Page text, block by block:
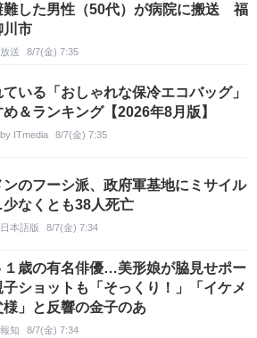
した男性（50代）が病院に搬送 福
川市
送 8/7(金) 7:35
いる「おしゃれな保冷エコバッグ」
＆ランキング【2026年8月版】
ITmedia 8/7(金) 7:35
ンのフーシ派、政府軍基地にミサイル
なくとも38人死亡
本語版 8/7(金) 7:34
１歳の有名俳優…美形娘が脇見せポー
子ショットも「そっくり！」「イケメ
様」と反響の金子のあ
知 8/7(金) 7:34